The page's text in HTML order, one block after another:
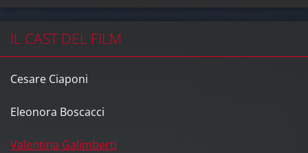
IL CAST DEL FILM
Cesare Ciaponi
Eleonora Boscacci
Valentina Galimberti